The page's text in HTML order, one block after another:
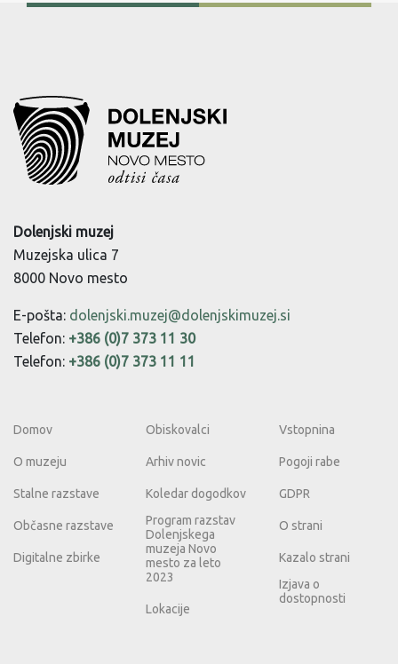
Dolenjski muzej
Muzejska ulica 7
8000 Novo mesto
E-pošta: dolenjski.muzej@dolenjskimuzej.si
Telefon: +386 (0)7 373 11 30
Telefon: +386 (0)7 373 11 11
Domov
O muzeju
Stalne razstave
Občasne razstave
Digitalne zbirke
Obiskovalci
Arhiv novic
Koledar dogodkov
Program razstav
Dolenjskega
muzeja Novo
mesto za leto
2023
Lokacije
Vstopnina
Pogoji rabe
GDPR
O strani
Kazalo strani
Izjava o
dostopnosti